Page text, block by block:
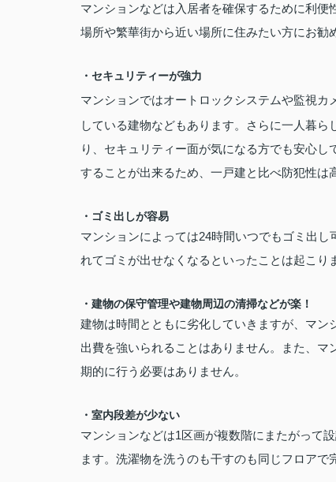
マンションなどは入居者を確保するために利
場所や繁華街から近い場所に住みたい方にお勧
・セキュリティーが強力
マンションではオートロックシステムや監視カ
している建物などもあります。さらに一人暮
り、セキュリティー面が気になる方でも安心
することが出来るため、一戸建と比べ防犯性は
・ゴミ出しが容易
マンションによっては24時間いつでもゴミ出
れてゴミが出せなくなるといったことは起こり
・建物の保守管理や建物周辺の清掃などが楽！
建物は時間とともに劣化していきますが、マン
出費を強いられることはありません。また、
期的に行う必要はありません。
・室内段差が少ない
マンションなどは1区画が複数階にまたがって
ます。洗濯物を洗うのも干すのも同じフロアで